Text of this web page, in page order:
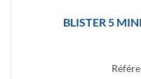
BLISTER 5